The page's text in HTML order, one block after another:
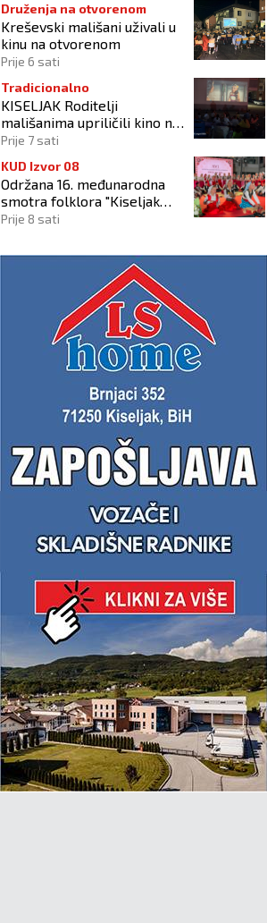
Druženja na otvorenom
Kreševski mališani uživali u
kinu na otvorenom
Prije 6 sati
Tradicionalno
KISELJAK Roditelji
mališanima upriličili kino na
otvorenom
Prije 7 sati
KUD Izvor 08
Održana 16. međunarodna
smotra folklora "Kiseljak
2026"
Prije 8 sati